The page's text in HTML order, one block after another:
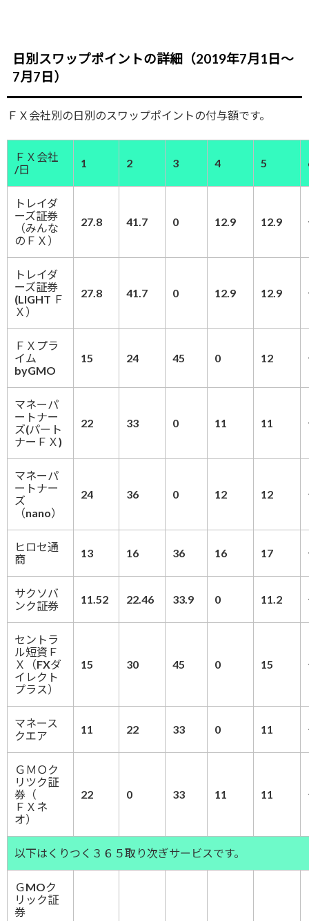
日別スワップポイントの詳細（2019年7月1日～
7月7日）
ＦＸ会社別の日別のスワップポイントの付与額です。
ＦＸ会社
/日
1 2 3 4 5
トレイダ
ーズ証券
（みんな
のＦＸ）
27.8 41.7 0 12.9 12.9
トレイダ
ーズ証券
(LIGHT Ｆ
Ｘ）
27.8 41.7 0 12.9 12.9
ＦＸプラ
イム
byGMO
15 24 45 0 12
マネーパ
ートナー
ズ(パート
ナーＦＸ)
22 33 0 11 11
マネーパ
ートナー
ズ
（nano）
24 36 0 12 12
ヒロセ通
商
13 16 36 16 17
サクソバ
ンク証券
11.52 22.46 33.9 0 11.2
セントラ
ル短資Ｆ
Ｘ（FXダ
イレクト
プラス）
15 30 45 0 15
マネース
クエア
11 22 33 0 11
ＧＭＯク
リツク証
券（
ＦＸネ
オ）
22 0 33 11 11
以下はくりつく３６５取り次ぎサービスです。
ＧMOク
リック証
券